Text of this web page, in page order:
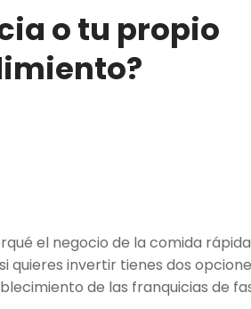
o tu propio
el negocio de la comida
quieres invertir tienes dos
de las franquicias de